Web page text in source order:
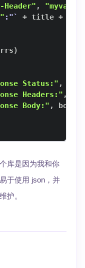
Header" , "myvalue"
:"` + title +
)
Status:" ,
Headers:" ,
Body:" , body
库是因为我和你
于使用 json，并
护。